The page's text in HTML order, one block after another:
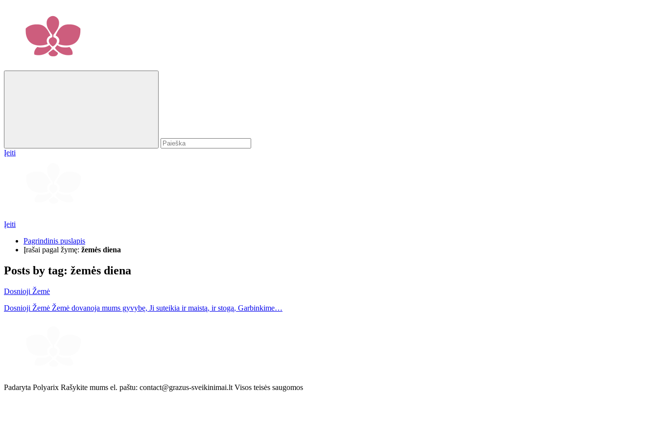
Įeiti
Įeiti
Pagrindinis puslapis
Įrašai pagal žymę: žemės diena
Posts by tag: žemės diena
Dosnioji Žemė
Dosnioji Žemė Žemė dovanoja mums gyvybę, Ji suteikia ir maistą, ir stogą, Garbinkime…
Padaryta Polyarix Rašykite mums el. paštu: contact@grazus-sveikinimai.lt Visos teisės saugomos